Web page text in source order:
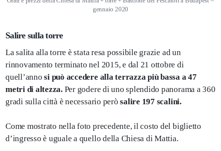
gennaio 2020
Salire sulla torre
La salita alla torre è stata resa possibile grazie ad un
rinnovamento terminato nel 2015, e dal 21 ottobre di
quell’annosi può accedere alla terrazza più bassa a 47
metri di altezza.Per godere di uno splendido panorama a 360
gradi sulla città è necessario peròsalire 197 scalini.
Come mostrato nella foto precedente, il costo del biglietto
d’ingresso è uguale a quello della Chiesa di Mattia.